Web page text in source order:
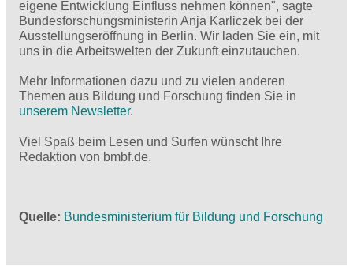
eigene Entwicklung Einfluss nehmen können", sagte
Bundesforschungsministerin Anja Karliczek bei der
Ausstellungseröffnung in Berlin. Wir laden Sie ein, mit
uns in die Arbeitswelten der Zukunft einzutauchen.
Mehr Informationen dazu und zu vielen anderen
Themen aus Bildung und Forschung finden Sie in
unserem Newsletter.
Viel Spaß beim Lesen und Surfen wünscht Ihre
Redaktion von bmbf.de.
Quelle Bundesministerium für Bildung und Forschung